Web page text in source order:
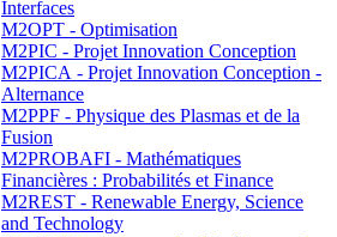
Interfaces
M2OPT - Optimisation
M2PIC - Projet Innovation Conception
M2PICA - Projet Innovation Conception -
Alternance
M2PPF - Physique des Plasmas et de la
Fusion
M2PROBAFI - Mathématiques
Financières : Probabilités et Finance
M2REST - Renewable Energy, Science
and Technology